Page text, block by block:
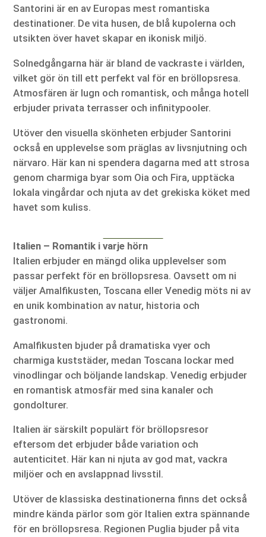
Santorini är en av Europas mest romantiska
destinationer. De vita husen, de blå kupolerna och
utsikten över havet skapar en ikonisk miljö.
Solnedgångarna här är bland de vackraste i världen,
vilket gör ön till ett perfekt val för en bröllopsresa.
Atmosfären är lugn och romantisk, och många hotell
erbjuder privata terrasser och infinitypooler.
Utöver den visuella skönheten erbjuder Santorini
också en upplevelse som präglas av livsnjutning och
närvaro. Här kan ni spendera dagarna med att strosa
genom charmiga byar som Oia och Fira, upptäcka
lokala vingårdar och njuta av det grekiska köket med
havet som kuliss.
Italien – Romantik i varje hörn
Italien erbjuder en mängd olika upplevelser som
passar perfekt för en bröllopsresa. Oavsett om ni
väljer Amalfikusten, Toscana eller Venedig möts ni av
en unik kombination av natur, historia och
gastronomi.
Amalfikusten bjuder på dramatiska vyer och
charmiga kuststäder, medan Toscana lockar med
vinodlingar och böljande landskap. Venedig erbjuder
en romantisk atmosfär med sina kanaler och
gondolturer.
Italien är särskilt populärt för bröllopsresor
eftersom det erbjuder både variation och
autenticitet. Här kan ni njuta av god mat, vackra
miljöer och en avslappnad livsstil.
Utöver de klassiska destinationerna finns det också
mindre kända pärlor som gör Italien extra spännande
för en bröllopsresa. Regionen Puglia bjuder på vita